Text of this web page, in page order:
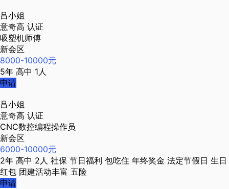
吕小姐
意奇高 认证
吸塑机师傅
新会区
8000-10000元
5年 高中 1人
申请
吕小姐
意奇高 认证
CNC数控编程操作员
新会区
6000-10000元
2年 高中 2人 社保 节日福利 包吃住 年终奖金 法定节假日 生日
红包 团建活动丰富 五险
申请